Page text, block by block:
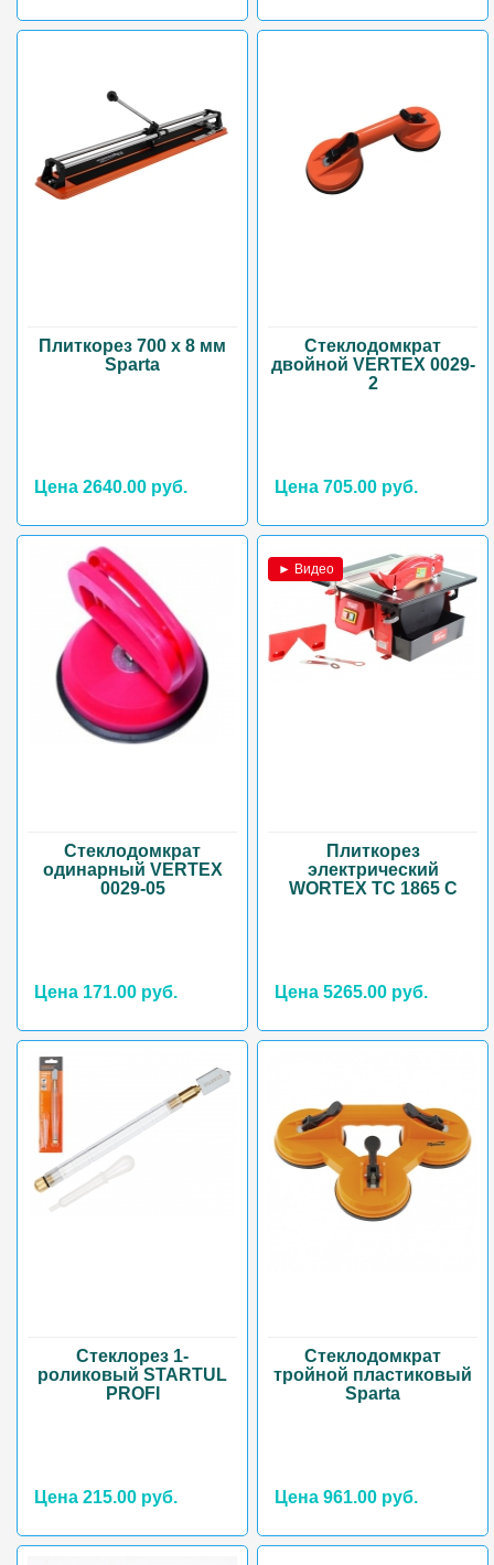
Плиткорез 700 х 8 мм
Sparta
Цена 2640.00 руб.
Стеклодомкрат
двойной VERTEX 0029-
2
Цена 705.00 руб.
Стеклодомкрат
одинарный VERTEX
0029-05
Цена 171.00 руб.
► Видео
Плиткорез
электрический
WORTEX TC 1865 C
Цена 5265.00 руб.
Стеклорез 1-
роликовый STARTUL
PROFI
Цена 215.00 руб.
Стеклодомкрат
тройной пластиковый
Sparta
Цена 961.00 руб.